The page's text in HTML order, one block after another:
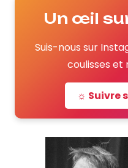
Un œil
Suis-nous sur
coulisses et
☼ Suivre